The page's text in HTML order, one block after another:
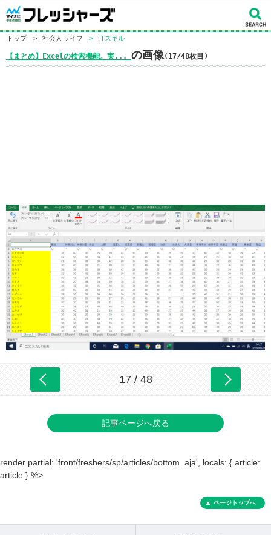
トップ > 社会人ライフ > ITスキル
【まとめ】Excelの検索機能。実... の画像(17/48枚目)
17 / 48
記事ページへ戻る
render partial: 'front/freshers/sp/articles/bottom_aja', locals: { article:
article } %>
ページトップへ